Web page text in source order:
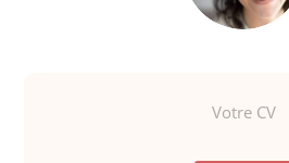
Votre CV